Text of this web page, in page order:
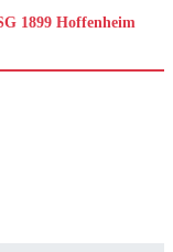
1899 Hoffenheim